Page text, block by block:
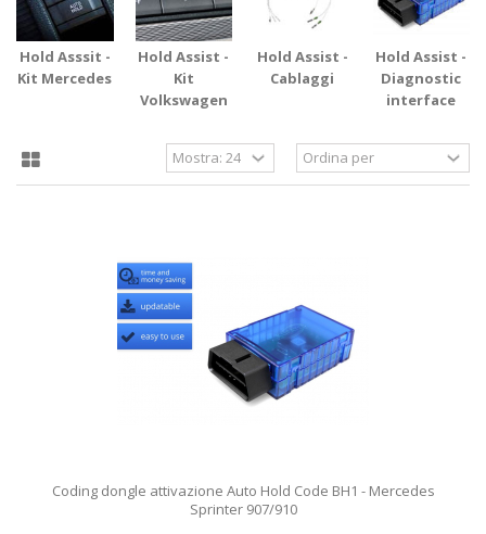
Hold Asssit -
Kit Mercedes
Hold Assist -
Kit
Volkswagen
Hold Assist -
Cablaggi
Hold Assist -
Diagnostic
interface
Coding dongle attivazione Auto Hold Code BH1 - Mercedes
Sprinter 907/910